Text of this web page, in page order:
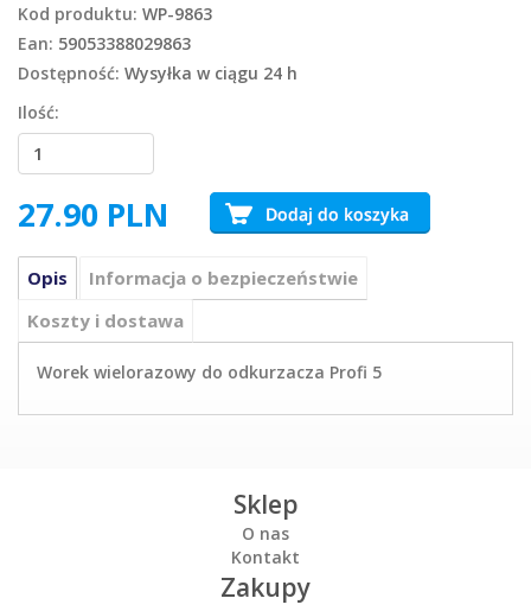
Kod produktu: WP-9863
Ean: 59053388029863
Dostępność: Wysyłka w ciągu 24 h
Ilość:
27.90 PLN
Opis
Informacja o bezpieczeństwie
Koszty i dostawa
Worek wielorazowy do odkurzacza Profi 5
Sklep
O nas
Kontakt
Zakupy